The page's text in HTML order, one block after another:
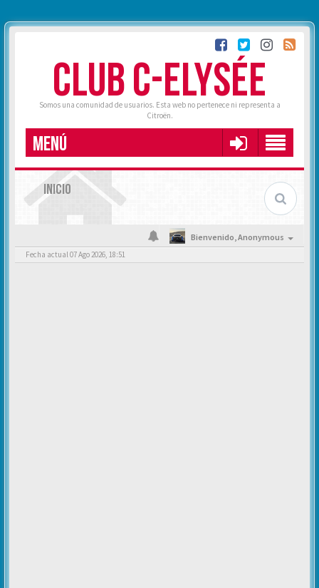
CLUB C-ELYSÉE
Somos una comunidad de usuarios. Esta web no pertenece ni representa a
Citroën.
MENÚ
INICIO
Bienvenido,Anonymous
Fecha actual 07 Ago 2026, 18:51